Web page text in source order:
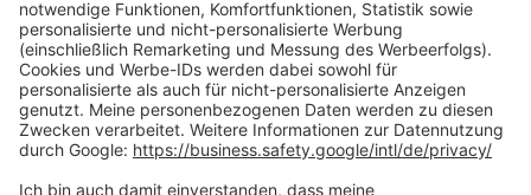
Zahlungsarten
Social Media